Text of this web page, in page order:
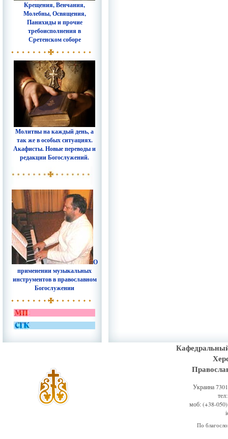
Крещения, Венчания,
Молебны, Освящения,
Панихиды и прочие
требоисполнения в
Сретенском соборе
Молитвы на каждый день, а
так же в особых ситуациях.
Акафисты. Новые переводы и
редакции Богослужений.
О
применении музыкальных
инструментов в православном
Богослужении
Украина
моб: (+38-
По